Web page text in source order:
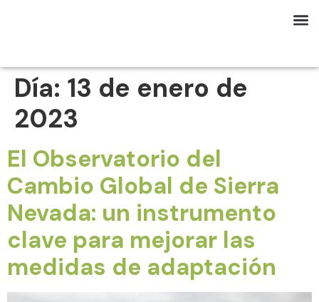
Día: 13 de enero de
2023
El Observatorio del
Cambio Global de Sierra
Nevada: un instrumento
clave para mejorar las
medidas de adaptación